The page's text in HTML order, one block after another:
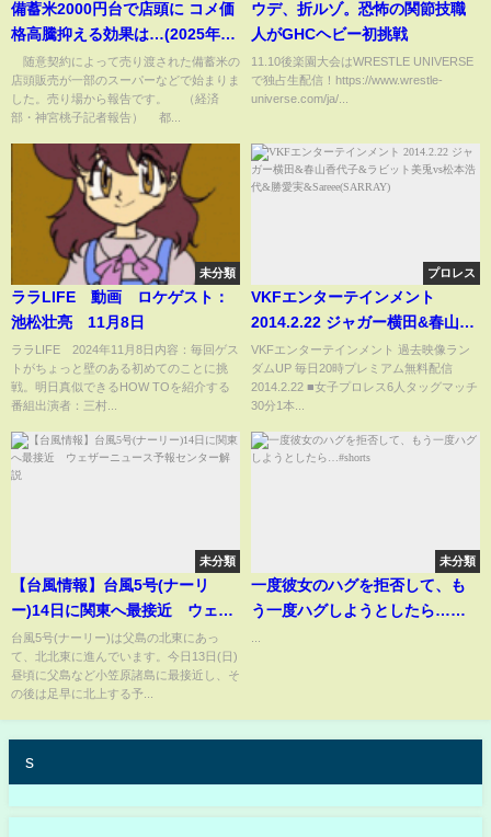
備蓄米2000円台で店頭に コメ価
格高騰抑える効果は…(2025年5
月31日)
随意契約によって売り渡された備蓄米の
店頭販売が一部のスーパーなどで始まりま
した。売り場から報告です。 （経済
部・神宮桃子記者報告） 都...
ウデ、折ルゾ。恐怖の関節技職
人がGHCヘビー初挑戦
11.10後楽園大会はWRESTLE UNIVERSE
で独占生配信！https://www.wrestle-
universe.com/ja/...
未分類
ララLIFE 動画 ロケゲスト：
池松壮亮 11月8日
ララLIFE 2024年11月8日内容：毎回ゲス
トがちょっと壁のある初めてのことに挑
戦。明日真似できるHOW TOを紹介する
番組出演者：三村...
プロレス
VKFエンターテインメント
2014.2.22 ジャガー横田&春山香
代子&ラビット美兎vs松本浩代&
勝愛実&Sareee(SARRAY)
VKFエンターテインメント 過去映像ラン
ダムUP 毎日20時プレミアム無料配信
2014.2.22 ■女子プロレス6人タッグマッチ
30分1本...
未分類
【台風情報】台風5号(ナーリ
ー)14日に関東へ最接近 ウェザ
ーニュース予報センター解説
台風5号(ナーリー)は父島の北東にあっ
て、北北東に進んでいます。今日13日(日)
昼頃に父島など小笠原諸島に最接近し、そ
の後は足早に北上する予...
未分類
一度彼女のハグを拒否して、も
う一度ハグしようとしたら…
s